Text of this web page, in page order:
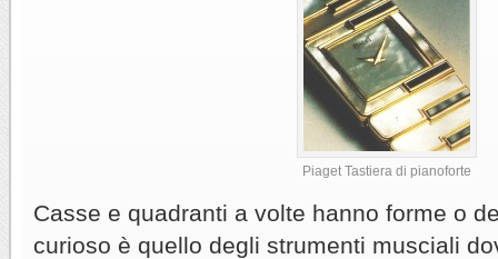
Piaget Tastiera di pianoforte
Casse e quadranti a volte hanno forme o
curioso è quello degli strumenti musciali